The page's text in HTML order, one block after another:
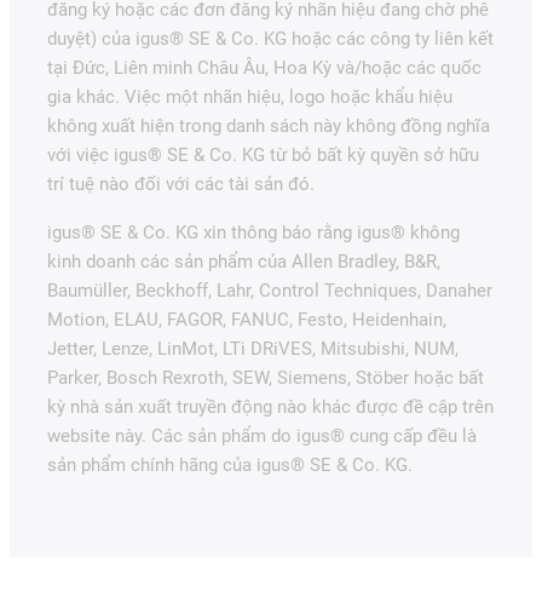
đăng ký hoặc các đơn đăng ký nhãn hiệu đang chờ phê
duyệt) của igus® SE & Co. KG hoặc các công ty liên kết
tại Đức, Liên minh Châu Âu, Hoa Kỳ và/hoặc các quốc
gia khác. Việc một nhãn hiệu, logo hoặc khẩu hiệu
không xuất hiện trong danh sách này không đồng nghĩa
với việc igus® SE & Co. KG từ bỏ bất kỳ quyền sở hữu
trí tuệ nào đối với các tài sản đó.
igus® SE & Co. KG xin thông báo rằng igus® không
kinh doanh các sản phẩm của Allen Bradley, B&R,
Baumüller, Beckhoff, Lahr, Control Techniques, Danaher
Motion, ELAU, FAGOR, FANUC, Festo, Heidenhain,
Jetter, Lenze, LinMot, LTi DRiVES, Mitsubishi, NUM,
Parker, Bosch Rexroth, SEW, Siemens, Stöber hoặc bất
kỳ nhà sản xuất truyền động nào khác được đề cập trên
website này. Các sản phẩm do igus® cung cấp đều là
sản phẩm chính hãng của igus® SE & Co. KG.